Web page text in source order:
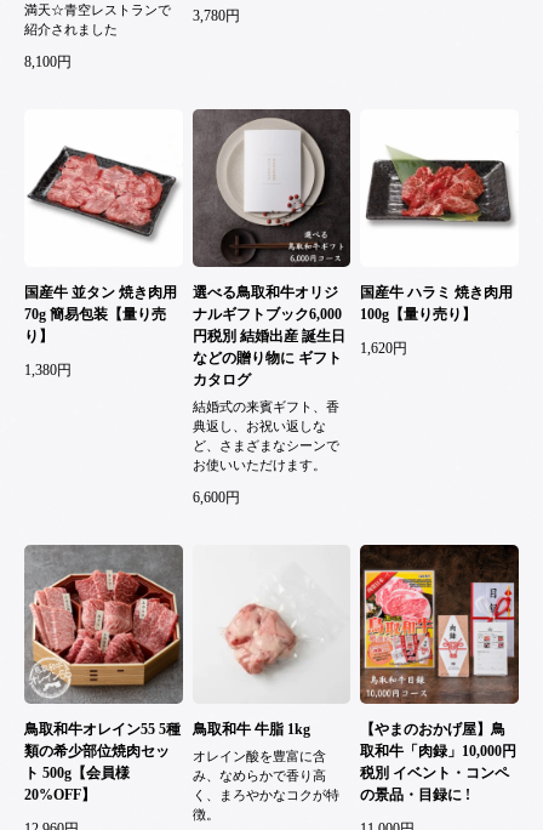
満天☆青空レストランで
紹介されました
8,100円
3,780円
国産牛 並タン 焼き肉用
70g 簡易包装【量り売
り】
1,380円
選べる鳥取和牛オリジ
ナルギフトブック6,000
円税別 結婚出産 誕生日
などの贈り物に ギフト
カタログ
結婚式の来賓ギフト、香
典返し、お祝い返しな
ど、さまざまなシーンで
お使いいただけます。
6,600円
国産牛 ハラミ 焼き肉用
100g【量り売り】
1,620円
鳥取和牛オレイン55 5種
類の希少部位焼肉セッ
ト 500g【会員様
20%OFF】
鳥取和牛 牛脂 1kg
オレイン酸を豊富に含
み、なめらかで香り高
く、まろやかなコクが特
徴。
【やまのおかげ屋】鳥
取和牛「肉録」10,000円
税別 イベント・コンペ
の景品・目録に !